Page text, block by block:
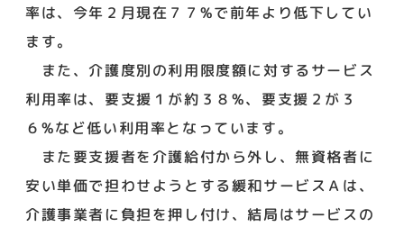
率は、今年２月現在７７%で前年より低下してい
ます。
また、介護度別の利用限度額に対するサービス
利用率は、要支援１が約３８%、要支援２が３
６%など低い利用率となっています。
また要支援者を介護給付から外し、無資格者に
安い単価で担わせようとする緩和サービスＡは、
介護事業者に負担を押し付け、結局はサービスの